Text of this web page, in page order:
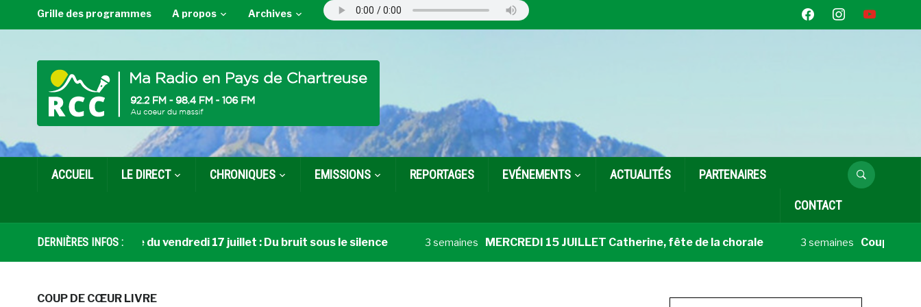
facebookinstagramyoutube
Grille des programmes A propos Archives
ACCUEIL LE DIRECT CHRONIQUES EMISSIONS REPORTAGES EVÉNEMENTS ACTUALITÉS PARTENAIRES
CONTACT
DERNIÈRES INFOS :
Coup de cœur livre du vendredi 17 juillet : Du bruit sous le silence 3 semaines MERCREDI 15 JUILLET Catherine, fête de la chorale 3 semaines Coup de cœur
COUP DE CŒUR LIVRE